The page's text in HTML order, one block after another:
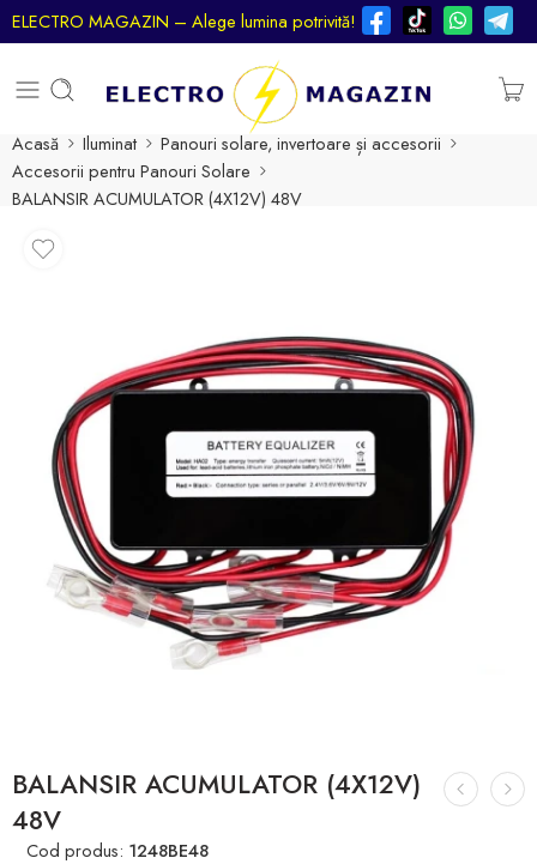
ELECTRO MAGAZIN – Alege lumina potrivită!
Acasă Iluminat
Panouri solare, invertoare și accesorii
Accesorii pentru Panouri Solare
BALANSIR ACUMULATOR (4X12V) 48V
BALANSIR ACUMULATOR (4X12V)
48V
Cod produs: 1248BE48